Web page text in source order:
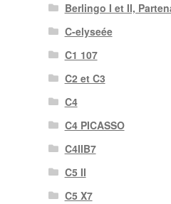
Berlingo I et II,
C-elyseée
C1 107
C2 et C3
C4
C4 PICASSO
C4IIB7
C5 II
C5 X7